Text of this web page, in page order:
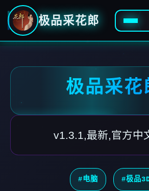
极品采花郎
极品采花
v1.3.1,最新,官方中
#电脑 #极品